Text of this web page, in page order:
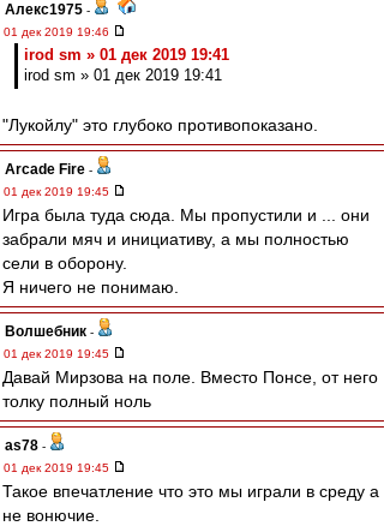
Алекс1975 -
01 дек 2019 19:46
irod sm » 01 дек 2019 19:41
irod sm » 01 дек 2019 19:41
"Лукойлу" это глубоко противопоказано.
Arcade Fire -
01 дек 2019 19:45
Игра была туда сюда. Мы пропустили и ... они
забрали мяч и инициативу, а мы полностью
сели в оборону.
Я ничего не понимаю.
Волшебник -
01 дек 2019 19:45
Давай Мирзова на поле. Вместо Понсе, от него
толку полный ноль
as78 -
01 дек 2019 19:45
Такое впечатление что это мы играли в среду а
не вонючие.